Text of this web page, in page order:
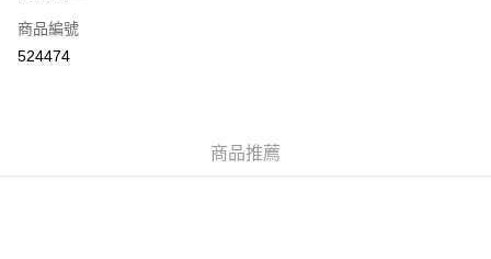
Apple Pay
商品編號
524474
商品推薦